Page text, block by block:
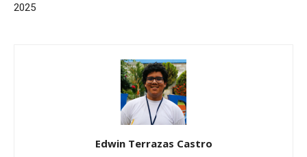
2025
Edwin Terrazas Castro